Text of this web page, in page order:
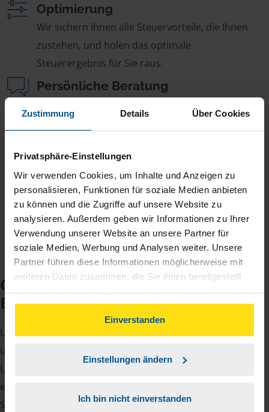
Zustimmung Details Über Cookies
Privatsphäre-Einstellungen
Wir verwenden Cookies, um Inhalte und Anzeigen zu
personalisieren, Funktionen für soziale Medien anbieten
zu können und die Zugriffe auf unsere Website zu
analysieren. Außerdem geben wir Informationen zu Ihrer
Verwendung unserer Website an unsere Partner für
soziale Medien, Werbung und Analysen weiter. Unsere
Partner führen diese Informationen möglicherweise mit
weiteren Daten zusammen, die Sie ihnen bereitgestellt
haben oder die sie im Rahmen Ihrer Nutzung der Dienste
gesammelt haben. Indem Sie auf Einverstanden klicken,
können Sie der Verwendung von Cookies, gemäß
unserer➔ Datenschutzrichtliniezustimmen.
Einverstanden
Einstellungen ändern
Ich bin nicht einverstanden
Optimierung
Wir sichern Ihnen alle Steuervorteile, die Ihnen
zustehen, und holen das optimale
Steuerergebnis für Sie raus.
Persönliche Beratung
immer für Sie da – ohne Zusatzkosten.
Sie zahlen für alle unsere Leistungen nur einen
jährlichen Mitgliedsbeitrag, der sich nach Ihren
Jahreseinnahmen richtet.
Checkliste für Ihr
Beratungsgespräch
Um Ihre Steuererklärung erstellen zu können, benötigen
unsere Beraterinnen und Berater eine Reihe von
Unterlagen von Ihnen. Dazu gehört beispielsweise die
elektronische Lohnsteuerbescheinigung, Ihre
Steueridentifikationsnummer, der Rentenbescheid oder